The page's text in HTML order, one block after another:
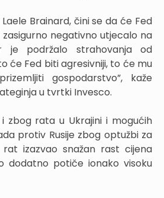
Brainard, čini se da će Fed
zasigurno negativno utjecalo na
je podržalo strahovanja od
će Fed biti agresivniji, to će mu
gospodarstvo”, kaže
u tvrtki Invesco.
zbog rata u Ukrajini i mogućih
protiv Rusije zbog optužbi za
izazvao snažan rast cijena
dodatno potiče ionako visoku